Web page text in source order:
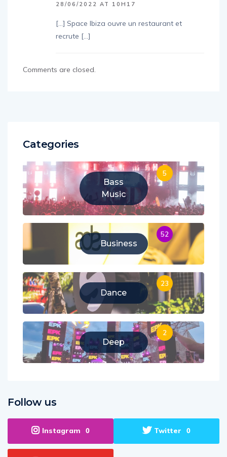
[…] Space Ibiza ouvre un restaurant et
Bass
Music
5
Business
52
Dance
23
Deep
2